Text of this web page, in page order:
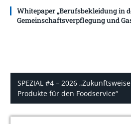
Whitepaper „Berufsbekleidung in
Gemeinschaftsverpflegung und
SPEZIAL #4 – 2026
Produkte für den Foodservice“